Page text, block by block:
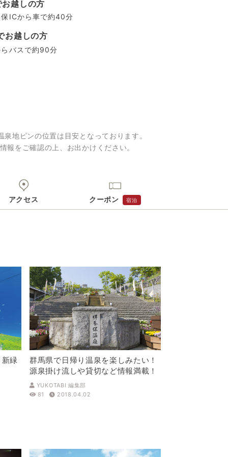
お越しの方
ICから車で約40分
お越しの方
バスで約90分
泉地ピンの位置は目安となっております。
報をご確認の上、お出かけください。
アクセス クーポン 宿泊
緑
群馬県で日帰り温泉を楽しみたい！
源泉掛け流しや貸切など情報満載！
YUKOTABI 編集部
81
2018.04.02